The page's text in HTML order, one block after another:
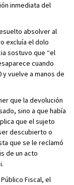
inmediata del
absolver al
excluía el dolo
sostuvo que “el
cuando
vuelve a manos de
que la devolución
sino a que había
que el sujeto
descubierto o
que se le reclamó
de un acto
Fiscal, el